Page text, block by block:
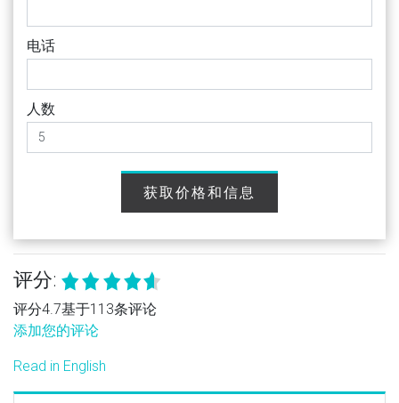
电话
人数
获取价格和信息
评分:
评分4.7基于113条评论
添加您的评论
Read in English